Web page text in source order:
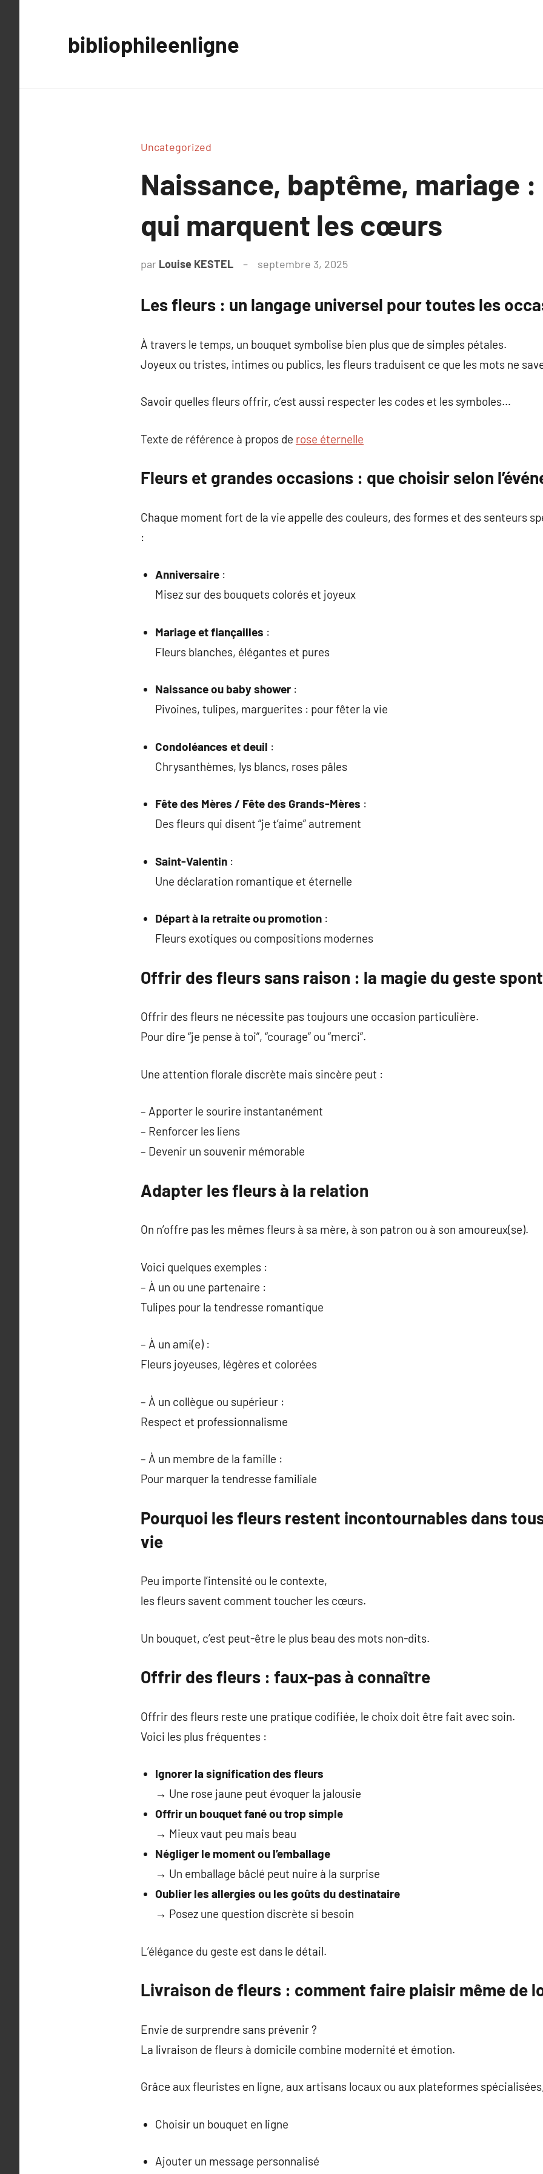
bibliophileenligne
Uncategorized
Naissance, baptême, mariage
qui marquent les cœurs
par Louise KESTEL septembre 3, 2025
Les fleurs : un langage universel pour toutes les
À travers le temps, un bouquet symbolise bien plus que de simples pétales.
Joyeux ou tristes, intimes ou publics, les fleurs traduisent ce que les mots ne
Savoir quelles fleurs offrir, c’est aussi respecter les codes et les symboles…
Texte de référence à propos de rose éternelle
Fleurs et grandes occasions : que choisir selon
Chaque moment fort de la vie appelle des couleurs, des formes et des senteurs
:
Anniversaire:
Misez sur des bouquets colorés et joyeux
Mariage et fiançailles :
Fleurs blanches, élégantes et pures
Naissance ou baby shower:
Pivoines, tulipes, marguerites : pour fêter la vie
Condoléances et deuil :
Chrysanthèmes, lys blancs, roses pâles
Fête des Mères / Fête des Grands-Mères :
Des fleurs qui disent “je t’aime” autrement
Saint-Valentin:
Une déclaration romantique et éternelle
Départ à la retraite ou promotion:
Fleurs exotiques ou compositions modernes
Offrir des fleurs sans raison : la magie du geste
Offrir des fleurs ne nécessite pas toujours une occasion particulière.
Pour dire “je pense à toi”, “courage” ou “merci”.
Une attention florale discrète mais sincère peut :
– Apporter le sourire instantanément
– Renforcer les liens
– Devenir un souvenir mémorable
Adapter les fleurs à la relation
On n’offre pas les mêmes fleurs à sa mère, à son patron ou à son amoureux(se).
Voici quelques exemples :
– À un ou une partenaire :
Tulipes pour la tendresse romantique
– À un ami(e) :
Fleurs joyeuses, légères et colorées
– À un collègue ou supérieur :
Respect et professionnalisme
– À un membre de la famille :
Pour marquer la tendresse familiale
Pourquoi les fleurs restent incontournables dans
vie
Peu importe l’intensité ou le contexte,
les fleurs savent comment toucher les cœurs.
Un bouquet, c’est peut-être le plus beau des mots non-dits.
Offrir des fleurs : faux-pas à connaître
Offrir des fleurs reste une pratique codifiée, le choix doit être fait avec soin.
Voici les plus fréquentes :
Ignorer la signification des fleurs
→ Une rose jaune peut évoquer la jalousie
Offrir un bouquet fané ou trop simple
→ Mieux vaut peu mais beau
Négliger le moment ou l’emballage
→ Un emballage bâclé peut nuire à la surprise
Oublier les allergies ou les goûts du destinataire
→ Posez une question discrète si besoin
L’élégance du geste est dans le détail.
Livraison de fleurs : comment faire plaisir même de
Envie de surprendre sans prévenir ?
La livraison de fleurs à domicile combine modernité et émotion.
Grâce aux fleuristes en ligne, aux artisans locaux ou aux plateformes
Choisir un bouquet en ligne
Ajouter un message personnalisé